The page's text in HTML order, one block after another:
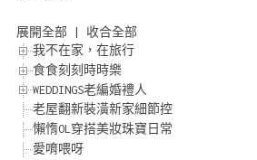
展開全部
收合全部
我不在家，在旅行
食食刻刻時時樂
WEDDINGS老編婚禮人
老屋翻新裝潢新家細節控
懶惰OL穿搭美妝珠寶日常
愛唷喂呀